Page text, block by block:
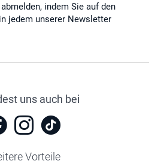
indem Sie auf den
jedem unserer Newsletter
uns auch bei
Vorteile